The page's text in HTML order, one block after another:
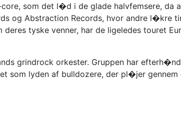
som det l�d i de glade halvfemsere, da
og Abstraction Records, hvor andre l�kre
tyske venner, har de ligeledes touret
grindrock orkester. Gruppen har
som lyden af bulldozere, der pl�jer